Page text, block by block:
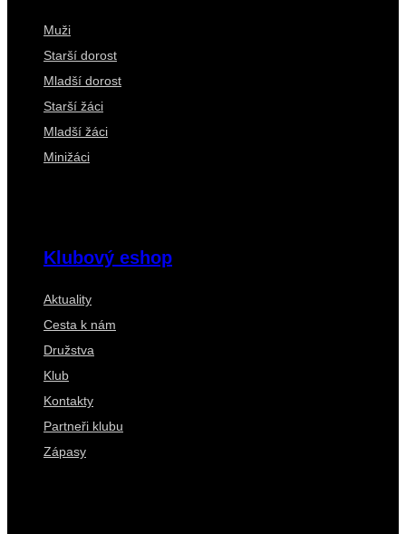
Muži
Starší dorost
Mladší dorost
Starší žáci
Mladší žáci
Minižáci
Klubový eshop
Aktuality
Cesta k nám
Družstva
Klub
Kontakty
Partneři klubu
Zápasy